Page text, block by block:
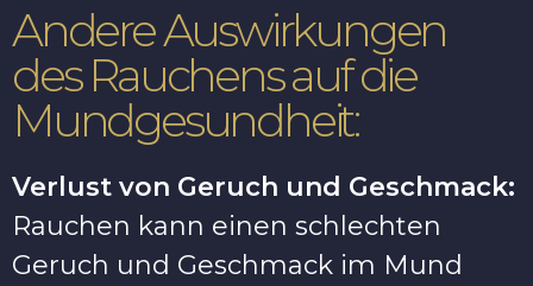
Andere Auswirkungen
des Rauchens auf die
Mundgesundheit:
Verlust von Geruch und Geschmack:
Rauchen kann einen schlechten
Geruch und Geschmack im Mund